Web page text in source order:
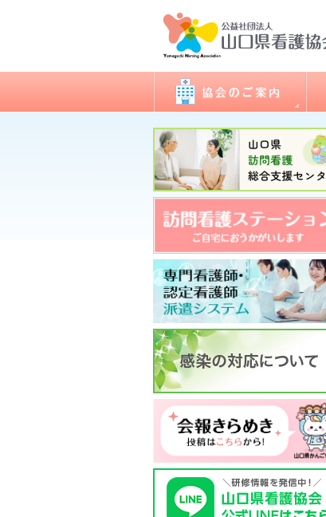
会長あいさつ
協会概要
委員会活動
地区支部活動
会報誌「きらめき」
入会のご案内
アクセス
開館日・閉館日
関連団体